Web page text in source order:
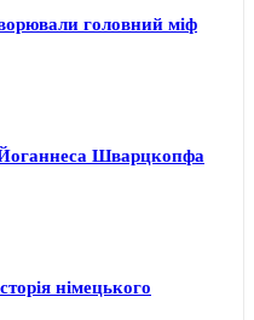
головний міф
Йоганнеса Шварцкопфа
німецького